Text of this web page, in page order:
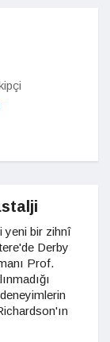
yeni bir zihnî
Derby
Prof.